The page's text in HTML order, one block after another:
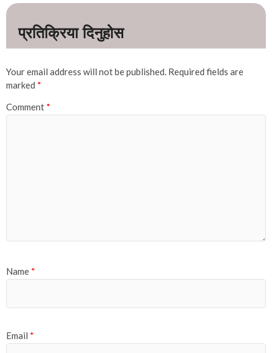
Your email address will not be published. Required fields are
marked *
Comment *
Name *
Email *